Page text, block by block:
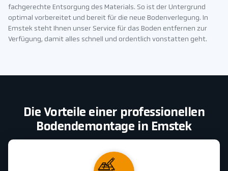
fachgerechte Entsorgung des Materials. So ist der Untergrund
optimal vorbereitet und bereit für die neue Bodenverlegung. In
Emstek steht Ihnen unser Service für das Boden entfernen zur
Verfügung, damit alles schnell und ordentlich vonstatten geht.
Die Vorteile einer professionellen
Bodendemontage in Emstek